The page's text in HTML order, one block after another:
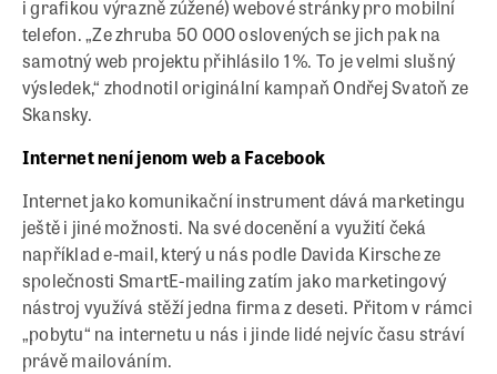
i grafikou výrazně zúžené) webové stránky pro mobilní
telefon. „Ze zhruba 50 000 oslovených se jich pak na
samotný web projektu přihlásilo 1 %. To je velmi slušný
výsledek,“ zhodnotil originální kampaň Ondřej Svatoň ze
Skansky.
Internet není jenom web a Facebook
Internet jako komunikační instrument dává marketingu
ještě i jiné možnosti. Na své docenění a využití čeká
například e-mail, který u nás podle Davida Kirsche ze
společnosti SmartE-mailing zatím jako marketingový
nástroj využívá stěží jedna firma z deseti. Přitom v rámci
„pobytu“ na internetu u nás i jinde lidé nejvíc času stráví
právě mailováním.